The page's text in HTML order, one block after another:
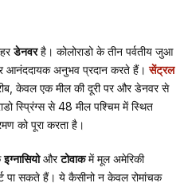
डेनवरहै। कोलोराडो के तीन पर्वतीय जुआ
आनंददायक अनुभव प्रदान करते हैं।सेंट्रल
केवल एक मील की दूरी पर और डेनवर से
स्प्रिंग्स से 48 मील पश्चिम में स्थित
को पूरा करता है।
इग्नासियोऔरटोवाकमें मूल अमेरिकी
पा सकते हैं। ये कैसीनो न केवल रोमांचक